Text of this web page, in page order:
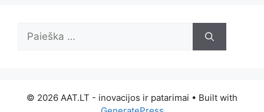
Ieškoti:
© 2026 AAT.LT - inovacijos ir patarimai • Built with